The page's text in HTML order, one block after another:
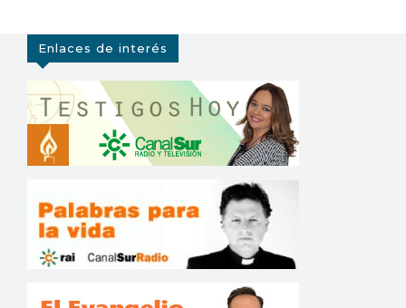
Enlaces de interés